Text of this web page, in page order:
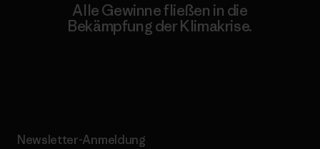
Alle Gewinne fließen in die
Bekämpfung der Klimakrise.
Newsletter-Anmeldung